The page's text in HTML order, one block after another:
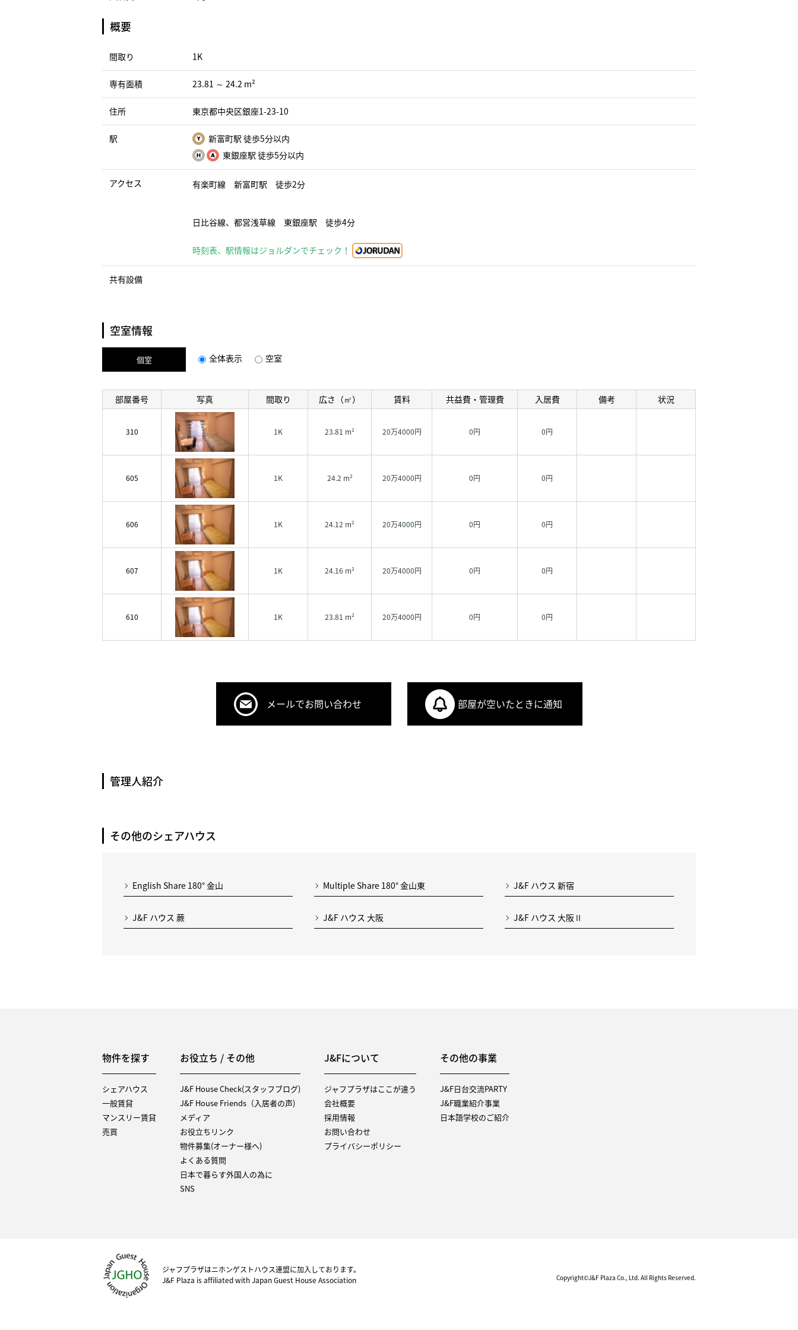
概要
間取り 1K
専有面積 23.81 ～ 24.2 m²
住所 東京都中央区銀座1-23-10
駅
新富町駅 徒歩5分以内
東銀座駅 徒歩5分以内
アクセス 有楽町線 新富町駅 徒歩2分
日比谷線、都営浅草線 東銀座駅 徒歩4分
時刻表、駅情報はジョルダンでチェック！
共有設備
空室情報
個室 全体表示 空室
部屋番号 写真 間取り 広さ（㎡） 賃料 共益費・管理費 入居費 備考 状況
310 1K 23.81 m² 20万4000円 0円 0円
605 1K 24.2 m² 20万4000円 0円 0円
606 1K 24.12 m² 20万4000円 0円 0円
607 1K 24.16 m² 20万4000円 0円 0円
610 1K 23.81 m² 20万4000円 0円 0円
メールでお問い合わせ 部屋が空いたときに通知
管理人紹介
その他のシェアハウス
English Share 180° 金山 Multiple Share 180° 金山東 J&F ハウス 新宿
J&F ハウス 蕨 J&F ハウス 大阪 J&F ハウス 大阪Ⅱ
物件を探す
シェアハウス
一般賃貸
マンスリー賃貸
売買
お役立ち / その他
J&F House Check(スタッフブログ)
J&F House Friends（入居者の声)
メディア
お役立ちリンク
物件募集(オーナー様へ)
よくある質問
日本で暮らす外国人の為に
SNS
J&Fについて
ジャフプラザはここが違う
会社概要
採用情報
お問い合わせ
プライバシーポリシー
その他の事業
J&F日台交流PARTY
J&F職業紹介事業
日本語学校のご紹介
ジャフプラザはニホンゲストハウス連盟に加入しております。
J&F Plaza is affiliated with Japan Guest House Association
Copyright©J&F Plaza Co., Ltd. All Rights Reserved.